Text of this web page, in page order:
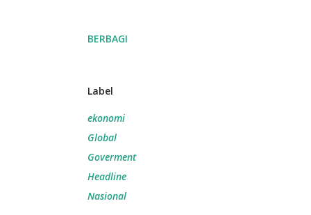
BERBAGI
Label
ekonomi
Global
Goverment
Headline
Nasional